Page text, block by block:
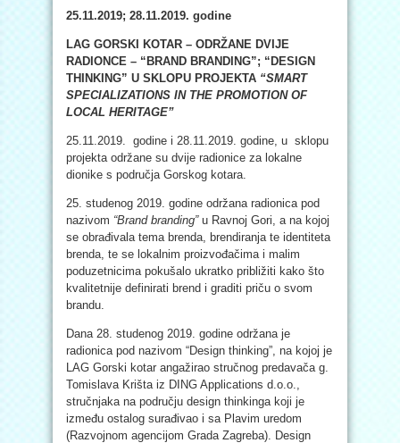
25.11.2019; 28.11.2019. godine
LAG GORSKI KOTAR – ODRŽANE DVIJE
RADIONCE – “BRAND BRANDING”; “DESIGN
THINKING” U SKLOPU PROJEKTA “SMART
SPECIALIZATIONS IN THE PROMOTION OF
LOCAL HERITAGE”
25.11.2019. godine i 28.11.2019. godine, u sklopu
projekta održane su dvije radionice za lokalne
dionike s područja Gorskog kotara.
25. studenog 2019. godine održana radionica pod
nazivom “Brand branding”u Ravnoj Gori, a na kojoj
se obrađivala tema brenda, brendiranja te identiteta
brenda, te se lokalnim proizvođačima i malim
poduzetnicima pokušalo ukratko približiti kako što
kvalitetnije definirati brend i graditi priču o svom
brandu.
Dana 28. studenog 2019. godine održana je
radionica pod nazivom “Design thinking”, na kojoj je
LAG Gorski kotar angažirao stručnog predavača g.
Tomislava Krišta iz DING Applications d.o.o.,
stručnjaka na području design thinkinga koji je
između ostalog surađivao i sa Plavim uredom
(Razvojnom agencijom Grada Zagreba). Design